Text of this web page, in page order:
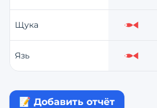
Щука Слабо
Язь Слабо
📝 Добавить отчёт